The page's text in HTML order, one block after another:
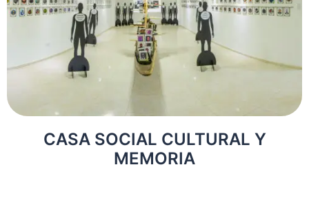
CASA SOCIAL CULTURAL Y
MEMORIA